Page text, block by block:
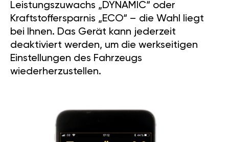
Leistungszuwachs „DYNAMIC“ oder
Kraftstoffersparnis „ECO“ – die Wahl liegt
bei Ihnen. Das Gerät kann jederzeit
deaktiviert werden, um die werkseitigen
Einstellungen des Fahrzeugs
wiederherzustellen.